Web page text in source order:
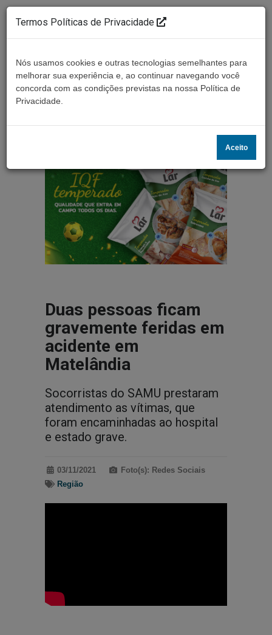
Duas pessoas ficam
gravemente feridas em
acidente em
Matelândia
Socorristas do SAMU prestaram
atendimento as vítimas, que
foram encaminhadas ao hospital
e estado grave.
03/11/2021
Foto(s): Redes Sociais
Região
Termos Políticas de Privacidade
Nós usamos cookies e outras tecnologias semelhantes para
melhorar sua experiência e, ao continuar navegando você
concorda com as condições previstas na nossa Política de
Privacidade.
Aceito